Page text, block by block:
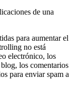
de una
para aumentar el
no está
electrónico, los
los comentarios
para enviar spam a